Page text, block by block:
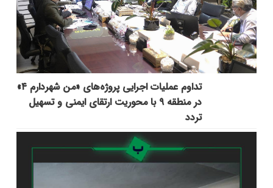
تداوم عملیات اجرایی پروژه‌های «من شهردارم ۴»
در منطقه ۹ با محوریت ارتقای ایمنی و تسهیل
تردد